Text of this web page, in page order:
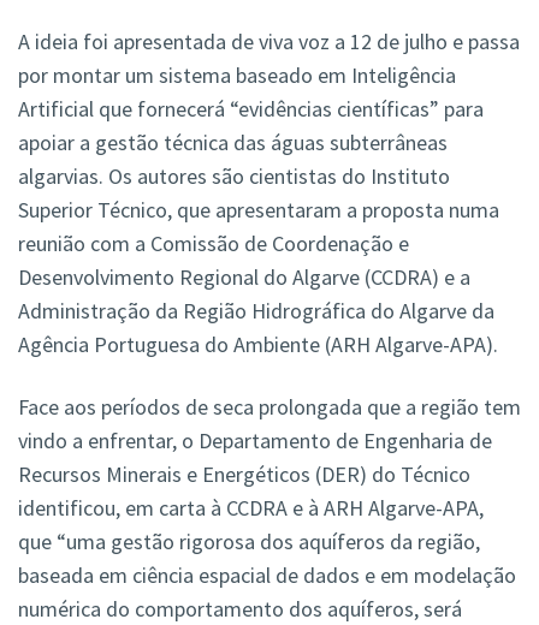
A ideia foi apresentada de viva voz a 12 de julho e passa
por montar um sistema baseado em Inteligência
Artificial que fornecerá “evidências científicas” para
apoiar a gestão técnica das águas subterrâneas
algarvias. Os autores são cientistas do Instituto
Superior Técnico, que apresentaram a proposta numa
reunião com a Comissão de Coordenação e
Desenvolvimento Regional do Algarve (CCDRA) e a
Administração da Região Hidrográfica do Algarve da
Agência Portuguesa do Ambiente (ARH Algarve-APA).
Face aos períodos de seca prolongada que a região tem
vindo a enfrentar, o Departamento de Engenharia de
Recursos Minerais e Energéticos (DER) do Técnico
identificou, em carta à CCDRA e à ARH Algarve-APA,
que “uma gestão rigorosa dos aquíferos da região,
baseada em ciência espacial de dados e em modelação
numérica do comportamento dos aquíferos, será